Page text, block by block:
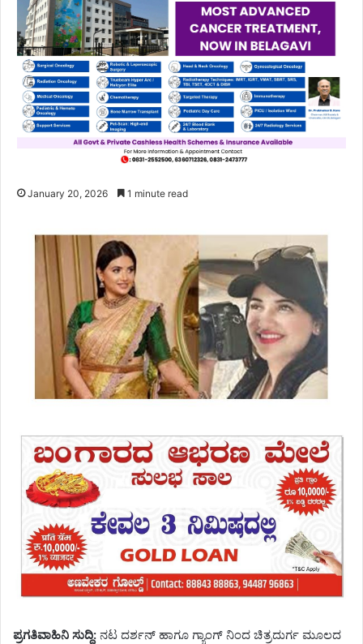
January 20, 2026 1 minute read
ಪ್ರಗತಿವಾಹಿನಿ ಸುದ್ದಿ: ನಟ ದರ್ಶನ್ ಹಾಗೂ ಗ್ಯಾಂಗ್ ನಿಂದ ಚಿತ್ರದುರ್ಗ ಮೂಲದ